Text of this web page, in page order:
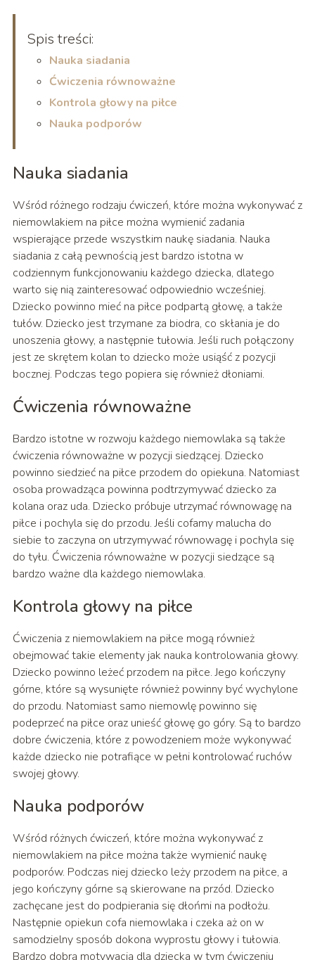
Spis treści:
Nauka siadania
Ćwiczenia równoważne
Kontrola głowy na piłce
Nauka podporów
Nauka siadania
Wśród różnego rodzaju ćwiczeń, które można wykonywać z
niemowlakiem na piłce można wymienić zadania
wspierające przede wszystkim naukę siadania. Nauka
siadania z całą pewnością jest bardzo istotna w
codziennym funkcjonowaniu każdego dziecka, dlatego
warto się nią zainteresować odpowiednio wcześniej.
Dziecko powinno mieć na piłce podpartą głowę, a także
tułów. Dziecko jest trzymane za biodra, co skłania je do
unoszenia głowy, a następnie tułowia. Jeśli ruch połączony
jest ze skrętem kolan to dziecko może usiąść z pozycji
bocznej. Podczas tego popiera się również dłoniami.
Ćwiczenia równoważne
Bardzo istotne w rozwoju każdego niemowlaka są także
ćwiczenia równoważne w pozycji siedzącej. Dziecko
powinno siedzieć na piłce przodem do opiekuna. Natomiast
osoba prowadząca powinna podtrzymywać dziecko za
kolana oraz uda. Dziecko próbuje utrzymać równowagę na
piłce i pochyla się do przodu. Jeśli cofamy malucha do
siebie to zaczyna on utrzymywać równowagę i pochyla się
do tyłu. Ćwiczenia równoważne w pozycji siedzące są
bardzo ważne dla każdego niemowlaka.
Kontrola głowy na piłce
Ćwiczenia z niemowlakiem na piłce mogą również
obejmować takie elementy jak nauka kontrolowania głowy.
Dziecko powinno leżeć przodem na piłce. Jego kończyny
górne, które są wysunięte również powinny być wychylone
do przodu. Natomiast samo niemowlę powinno się
podeprzeć na piłce oraz unieść głowę go góry. Są to bardzo
dobre ćwiczenia, które z powodzeniem może wykonywać
każde dziecko nie potrafiące w pełni kontrolować ruchów
swojej głowy.
Nauka podporów
Wśród różnych ćwiczeń, które można wykonywać z
niemowlakiem na piłce można także wymienić naukę
podporów. Podczas niej dziecko leży przodem na piłce, a
jego kończyny górne są skierowane na przód. Dziecko
zachęcane jest do podpierania się dłońmi na podłożu.
Następnie opiekun cofa niemowlaka i czeka aż on w
samodzielny sposób dokona wyprostu głowy i tułowia.
Bardzo dobrą motywacją dla dziecka w tym ćwiczeniu